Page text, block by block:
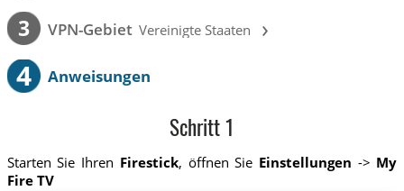
3 VPN-Gebiet Vereinigte Staaten ›
4 Anweisungen
Schritt 1
Starten Sie Ihren Firestick, öffnen Sie Einstellungen -> My
Fire TV